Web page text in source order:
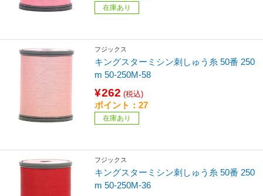
在庫あり
フジックス
キングスターミシン刺しゅう糸 50番 250
m 50-250M-58
¥262 (税込)
ポイント：27
在庫あり
フジックス
キングスターミシン刺しゅう糸 50番 250
m 50-250M-36